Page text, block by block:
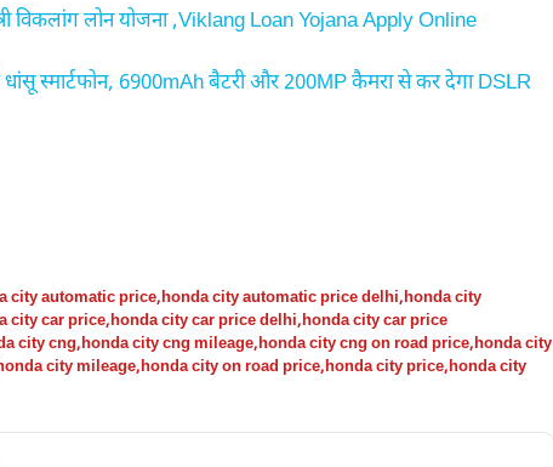
विकलांग लोन योजना ,Viklang Loan Yojana Apply Online
स्मार्टफोन, 6900mAh बैटरी और 200MP कैमरा से कर देगा DSLR
city automatic price,honda city automatic price delhi,honda city
city car price,honda city car price delhi,honda city car price
city cng,honda city cng mileage,honda city cng on road price,honda city
city mileage,honda city on road price,honda city price,honda city